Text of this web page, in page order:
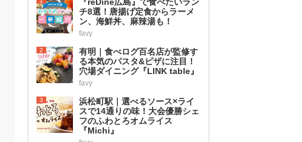
チ8選！唐揚げ定食からラーメ
ン、海鮮丼、麻辣湯も！
favy
2
有明｜食べログ百名店が監修す
る本気のパスタ&ピザに注目！
穴場ダイニング『LINK table』
favy
3
浜松町駅｜選べるソース×ライ
スで14通りの味！大会優勝シェ
フのふわとろオムライス
『Michi』